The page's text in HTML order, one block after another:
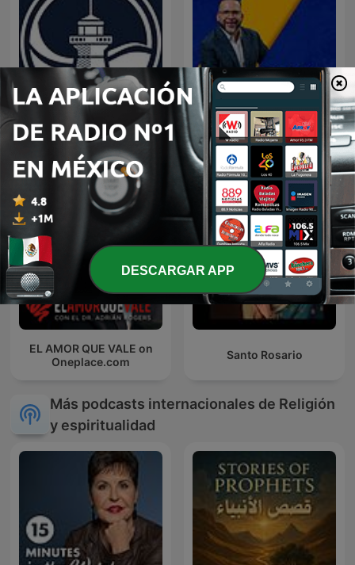
Predicaciones Cristianas LA DOSIS DIARIA ROKA
EL AMOR QUE VALE on
Oneplace.com
Santo Rosario
Más podcasts internacionales de Religión
y espiritualidad
DESCARGAR APP